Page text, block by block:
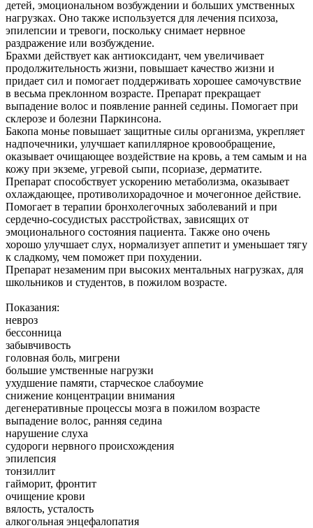
детей, эмоциональном возбуждении и больших умственных
нагрузках. Оно также используется для лечения психоза,
эпилепсии и тревоги, поскольку снимает нервное
раздражение или возбуждение.
Брахми действует как антиоксидант, чем увеличивает
продолжительность жизни, повышает качество жизни и
придает сил и помогает поддерживать хорошее самочувствие
в весьма преклонном возрасте. Препарат прекращает
выпадение волос и появление ранней седины. Помогает при
склерозе и болезни Паркинсона.
Бакопа монье повышает защитные силы организма, укрепляет
надпочечники, улучшает капиллярное кровообращение,
оказывает очищающее воздействие на кровь, а тем самым и на
кожу при экземе, угревой сыпи, псориазе, дерматите.
Препарат способствует ускорению метаболизма, оказывает
охлаждающее, противолихорадочное и мочегонное действие.
Помогает в терапии бронхолегочных заболеваний и при
сердечно-сосудистых расстройствах, зависящих от
эмоционального состояния пациента. Также оно очень
хорошо улучшает слух, нормализует аппетит и уменьшает тягу
к сладкому, чем поможет при похудении.
Препарат незаменим при высоких ментальных нагрузках, для
школьников и студентов, в пожилом возрасте.
Показания:
невроз
бессонница
забывчивость
головная боль, мигрени
большие умственные нагрузки
ухудшение памяти, старческое слабоумие
снижение концентрации внимания
дегенеративные процессы мозга в пожилом возрасте
выпадение волос, ранняя седина
нарушение слуха
судороги нервного происхождения
эпилепсия
тонзиллит
гайморит, фронтит
очищение крови
вялость, усталость
алкогольная энцефалопатия